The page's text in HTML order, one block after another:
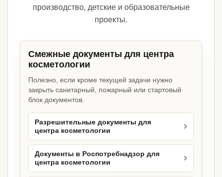
производство, детские и образовательные
проекты.
Смежные документы для центра
косметологии
Полезно, если кроме текущей задачи нужно
закрыть санитарный, пожарный или стартовый
блок документов.
Разрешительные документы для
центра косметологии
Документы в Роспотребнадзор для
центра косметологии